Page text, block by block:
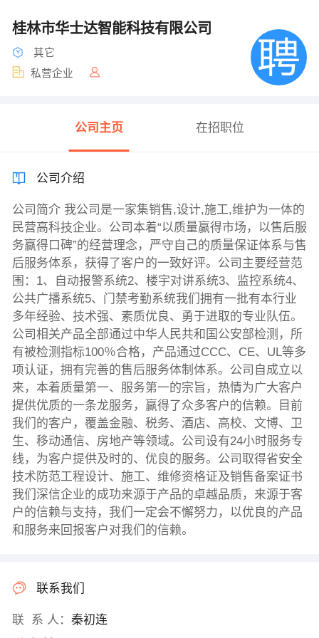
桂林市华士达智能科技有限公司
其它
私营企业
公司主页 在招职位
公司介绍
公司简介 我公司是一家集销售,设计,施工,维护为一体的
民营高科技企业。公司本着“以质量赢得市场，以售后服
务赢得口碑”的经营理念，严守自己的质量保证体系与售
后服务体系，获得了客户的一致好评。公司主要经营范
围：1、自动报警系统2、楼宇对讲系统3、监控系统4、
公共广播系统5、门禁考勤系统我们拥有一批有本行业
多年经验、技术强、素质优良、勇于进取的专业队伍。
公司相关产品全部通过中华人民共和国公安部检测，所
有被检测指标100％合格，产品通过CCC、CE、UL等多
项认证，拥有完善的售后服务体制体系。公司自成立以
来，本着质量第一、服务第一的宗旨，热情为广大客户
提供优质的一条龙服务，赢得了众多客户的信赖。目前
我们的客户，覆盖金融、税务、酒店、高校、文博、卫
生、移动通信、房地产等领域。公司设有24小时服务专
线，为客户提供及时的、优良的服务。公司取得省安全
技术防范工程设计、施工、维修资格证及销售备案证书
我们深信企业的成功来源于产品的卓越品质，来源于客
户的信赖与支持，我们一定会不懈努力，以优良的产品
和服务来回报客户对我们的信赖。
联系我们
联 系 人： 秦初连